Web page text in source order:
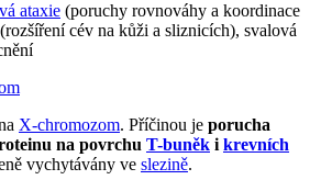
ataxie (poruchy rovnováhy a koordinace
cév na kůži a sliznicích), svalová
X-chromozom. Příčinou je porucha
na povrchu T-buněk i krevních
vychytávány ve slezině.